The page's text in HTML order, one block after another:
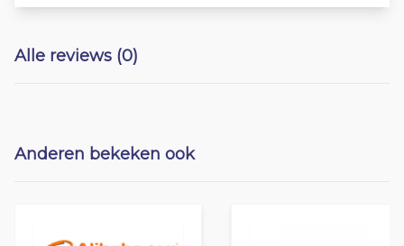
Alle reviews (0)
Anderen bekeken ook